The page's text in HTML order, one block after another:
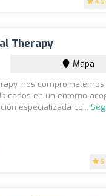
Therapy
5
Mapa
nos
en un entorno
especializada co...